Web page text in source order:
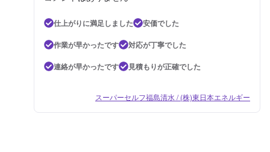
仕上がりに満足しました
安価でした
作業が早かったです
対応が丁寧でした
連絡が早かったです
見積もりが正確でした
スーパーセルフ福島清水 / (株)東日本エネルギー